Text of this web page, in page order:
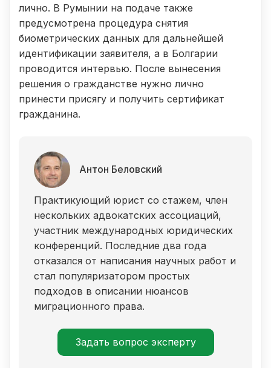
лично. В Румынии на подаче также
предусмотрена процедура снятия
биометрических данных для дальнейшей
идентификации заявителя, а в Болгарии
проводится интервью. После вынесения
решения о гражданстве нужно лично
принести присягу и получить сертификат
гражданина.
Антон Беловский
Практикующий юрист со стажем, член
нескольких адвокатских ассоциаций,
участник международных юридических
конференций. Последние два года
отказался от написания научных работ и
стал популяризатором простых
подходов в описании нюансов
миграционного права.
Задать вопрос эксперту